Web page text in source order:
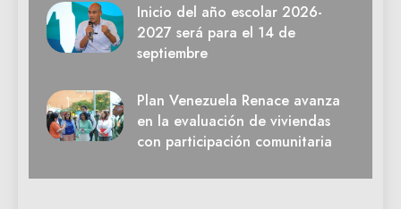
Inicio del año escolar 2026-
2027 será para el 14 de
septiembre
Plan Venezuela Renace avanza
en la evaluación de viviendas
con participación comunitaria